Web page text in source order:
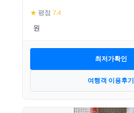
★ 평점 7.4
최저가확인
여행객 이용후기